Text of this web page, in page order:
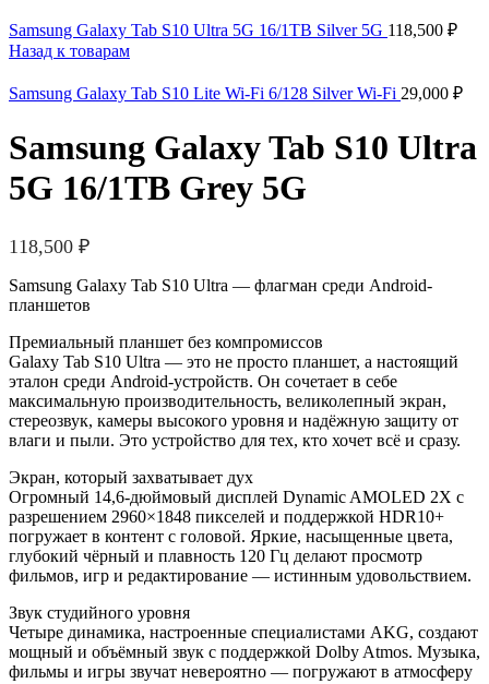
Samsung Galaxy Tab S10 Ultra 5G 16/1TB Silver 5G 118,500 ₽
Назад к товарам
Samsung Galaxy Tab S10 Lite Wi-Fi 6/128 Silver Wi-Fi 29,000 ₽
Samsung Galaxy Tab S10 Ultra
5G 16/1TB Grey 5G
118,500 ₽
Samsung Galaxy Tab S10 Ultra — флагман среди Android-
планшетов
Премиальный планшет без компромиссов
Galaxy Tab S10 Ultra — это не просто планшет, а настоящий
эталон среди Android-устройств. Он сочетает в себе
максимальную производительность, великолепный экран,
стереозвук, камеры высокого уровня и надёжную защиту от
влаги и пыли. Это устройство для тех, кто хочет всё и сразу.
Экран, который захватывает дух
Огромный 14,6-дюймовый дисплей Dynamic AMOLED 2X с
разрешением 2960×1848 пикселей и поддержкой HDR10+
погружает в контент с головой. Яркие, насыщенные цвета,
глубокий чёрный и плавность 120 Гц делают просмотр
фильмов, игр и редактирование — истинным удовольствием.
Звук студийного уровня
Четыре динамика, настроенные специалистами AKG, создают
мощный и объёмный звук с поддержкой Dolby Atmos. Музыка,
фильмы и игры звучат невероятно — погружают в атмосферу